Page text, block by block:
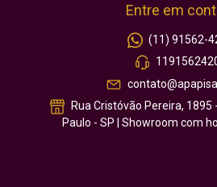
Entre em
(11) 91562-
Rua Cristóvão Pereira, 1895
Paulo - SP | Showroom com